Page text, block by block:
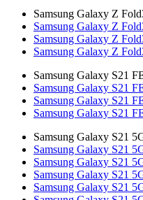
Samsung Galaxy Z
Samsung Galaxy Z
Samsung Galaxy Z
Samsung Galaxy Z
Samsung Galaxy S21
Samsung Galaxy S21
Samsung Galaxy S21
Samsung Galaxy S21
Samsung Galaxy S21
Samsung Galaxy S21
Samsung Galaxy S21
Samsung Galaxy S21
Samsung Galaxy S21